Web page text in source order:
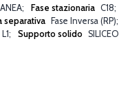
Fase stazionaria C18
separativa
Fase Inversa (RP)
L1 Supporto solido SILICEO